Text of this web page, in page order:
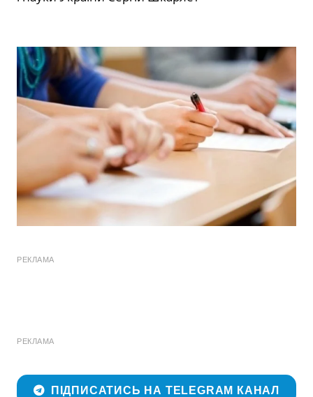
РЕКЛАМА
РЕКЛАМА
ПІДПИСАТИСЬ НА TELEGRAM КАНАЛ